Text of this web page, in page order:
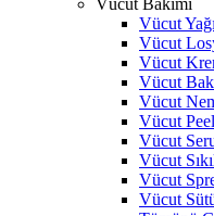
Vücut Bakımı
Vücut Yağı
Vücut
Vücut
Vücut
Vücut
Vücut
Vücut
Vücut
Vücut
Vücut